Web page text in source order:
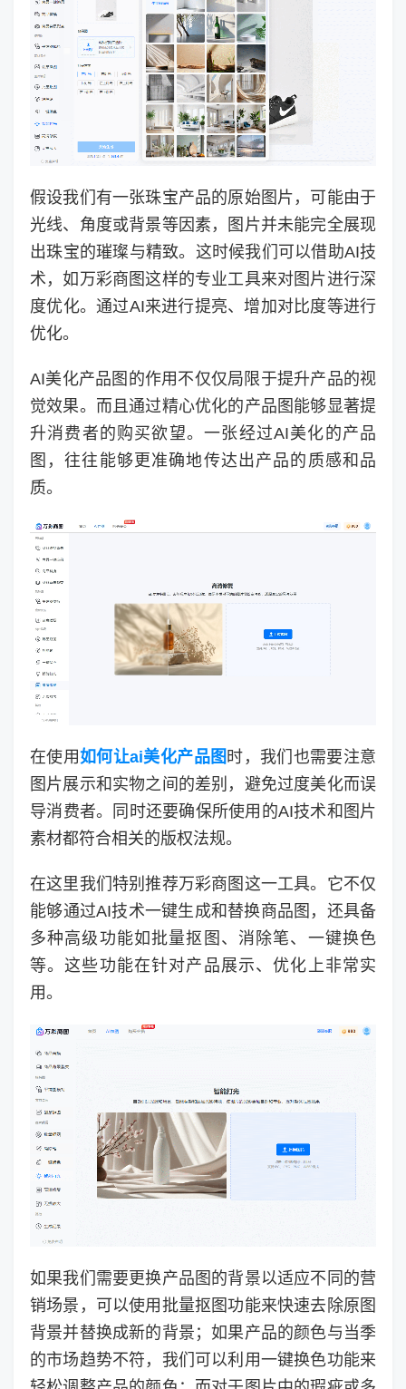
假设我们有一张珠宝产品的原始图片，可能由于
光线、角度或背景等因素，图片并未能完全展现
出珠宝的璀璨与精致。这时候我们可以借助AI技
术，如万彩商图这样的专业工具来对图片进行深
度优化。通过AI来进行提亮、增加对比度等进行
优化。
AI美化产品图的作用不仅仅局限于提升产品的视
觉效果。而且通过精心优化的产品图能够显著提
升消费者的购买欲望。一张经过AI美化的产品
图，往往能够更准确地传达出产品的质感和品
质。
在使用如何让ai美化产品图时，我们也需要注意
图片展示和实物之间的差别，避免过度美化而误
导消费者。同时还要确保所使用的AI技术和图片
素材都符合相关的版权法规。
在这里我们特别推荐万彩商图这一工具。它不仅
能够通过AI技术一键生成和替换商品图，还具备
多种高级功能如批量抠图、消除笔、一键换色
等。这些功能在针对产品展示、优化上非常实
用。
如果我们需要更换产品图的背景以适应不同的营
销场景，可以使用批量抠图功能来快速去除原图
背景并替换成新的背景；如果产品的颜色与当季
的市场趋势不符，我们可以利用一键换色功能来